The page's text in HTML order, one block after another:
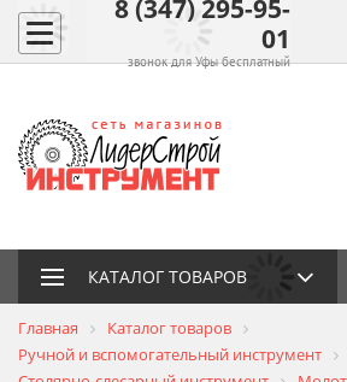
8 (347) 295-95-
01
звонок для Уфы бесплатный
КАТАЛОГ ТОВАРОВ
Главная
Каталог товаров
Ручной и вспомогательный инструмент